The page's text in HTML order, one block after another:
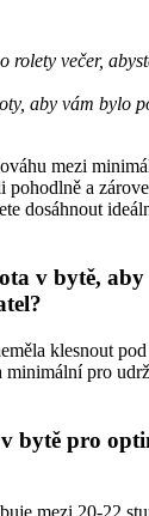
rolety večer,
aby vám bylo
mezi
pohodlně a
dosáhnout
v bytě, aby
klesnout
minimální pro
bytě pro